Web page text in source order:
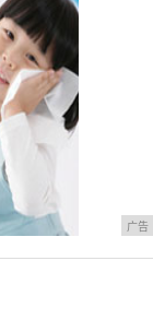
广告